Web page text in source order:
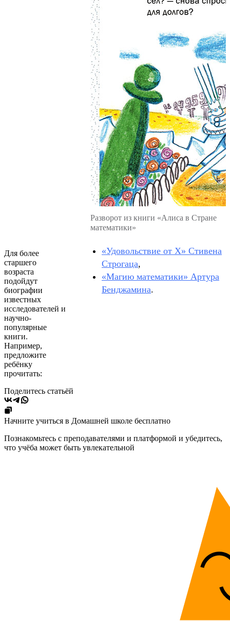
Разворот из книги «Алиса в Стране
математики»
Для более
старшего
возраста
подойдут
биографии
известных
исследователей и
научно-
популярные
книги.
Например,
предложите
ребёнку
прочитать:
«Удовольствие от X» Стивена
Строгаца,
«Магию математики» Артура
Бенджамина.
Поделитесь статьёй
Начните учиться в Домашней школе бесплатно
Познакомьтесь с преподавателями и платформой и убедитесь,
что учёба может быть увлекательной